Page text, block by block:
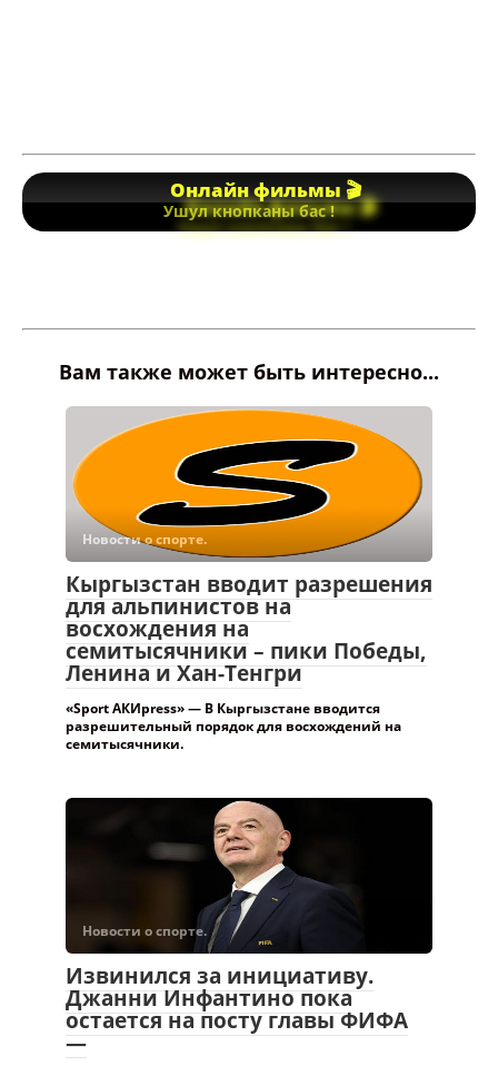
Онлайн фильмы 🎬
Ушул кнопканы бас !
Вам также может быть интересно...
Новости о спорте.
Кыргызстан вводит разрешения
для альпинистов на
восхождения на
семитысячники – пики Победы,
Ленина и Хан-Тенгри
«Sport АКИpress» — В Кыргызстане вводится
разрешительный порядок для восхождений на
семитысячники.
Новости о спорте.
Извинился за инициативу.
Джанни Инфантино пока
остается на посту главы ФИФА
—